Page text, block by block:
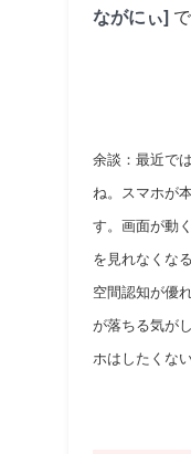
ながにぃ]
余談：最近で
ね。スマホが
す。画面が動
を見れなくな
空間認知が優
が落ちる気が
ホはしたくな